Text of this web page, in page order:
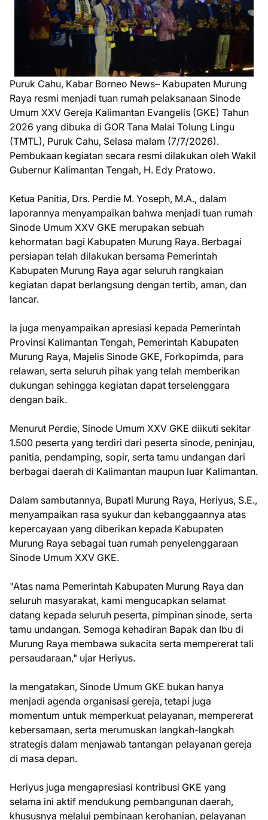
Puruk Cahu, Kabar Borneo News– Kabupaten Murung
Raya resmi menjadi tuan rumah pelaksanaan Sinode
Umum XXV Gereja Kalimantan Evangelis (GKE) Tahun
2026 yang dibuka di GOR Tana Malai Tolung Lingu
(TMTL), Puruk Cahu, Selasa malam (7/7/2026).
Pembukaan kegiatan secara resmi dilakukan oleh Wakil
Gubernur Kalimantan Tengah, H. Edy Pratowo.
Ketua Panitia, Drs. Perdie M. Yoseph, M.A., dalam
laporannya menyampaikan bahwa menjadi tuan rumah
Sinode Umum XXV GKE merupakan sebuah
kehormatan bagi Kabupaten Murung Raya. Berbagai
persiapan telah dilakukan bersama Pemerintah
Kabupaten Murung Raya agar seluruh rangkaian
kegiatan dapat berlangsung dengan tertib, aman, dan
lancar.
Ia juga menyampaikan apresiasi kepada Pemerintah
Provinsi Kalimantan Tengah, Pemerintah Kabupaten
Murung Raya, Majelis Sinode GKE, Forkopimda, para
relawan, serta seluruh pihak yang telah memberikan
dukungan sehingga kegiatan dapat terselenggara
dengan baik.
Menurut Perdie, Sinode Umum XXV GKE diikuti sekitar
1.500 peserta yang terdiri dari peserta sinode, peninjau,
panitia, pendamping, sopir, serta tamu undangan dari
berbagai daerah di Kalimantan maupun luar Kalimantan.
Dalam sambutannya, Bupati Murung Raya, Heriyus, S.E.,
menyampaikan rasa syukur dan kebanggaannya atas
kepercayaan yang diberikan kepada Kabupaten
Murung Raya sebagai tuan rumah penyelenggaraan
Sinode Umum XXV GKE.
"Atas nama Pemerintah Kabupaten Murung Raya dan
seluruh masyarakat, kami mengucapkan selamat
datang kepada seluruh peserta, pimpinan sinode, serta
tamu undangan. Semoga kehadiran Bapak dan Ibu di
Murung Raya membawa sukacita serta mempererat tali
persaudaraan," ujar Heriyus.
Ia mengatakan, Sinode Umum GKE bukan hanya
menjadi agenda organisasi gereja, tetapi juga
momentum untuk memperkuat pelayanan, mempererat
kebersamaan, serta merumuskan langkah-langkah
strategis dalam menjawab tantangan pelayanan gereja
di masa depan.
Heriyus juga mengapresiasi kontribusi GKE yang
selama ini aktif mendukung pembangunan daerah,
khususnya melalui pembinaan kerohanian, pelayanan